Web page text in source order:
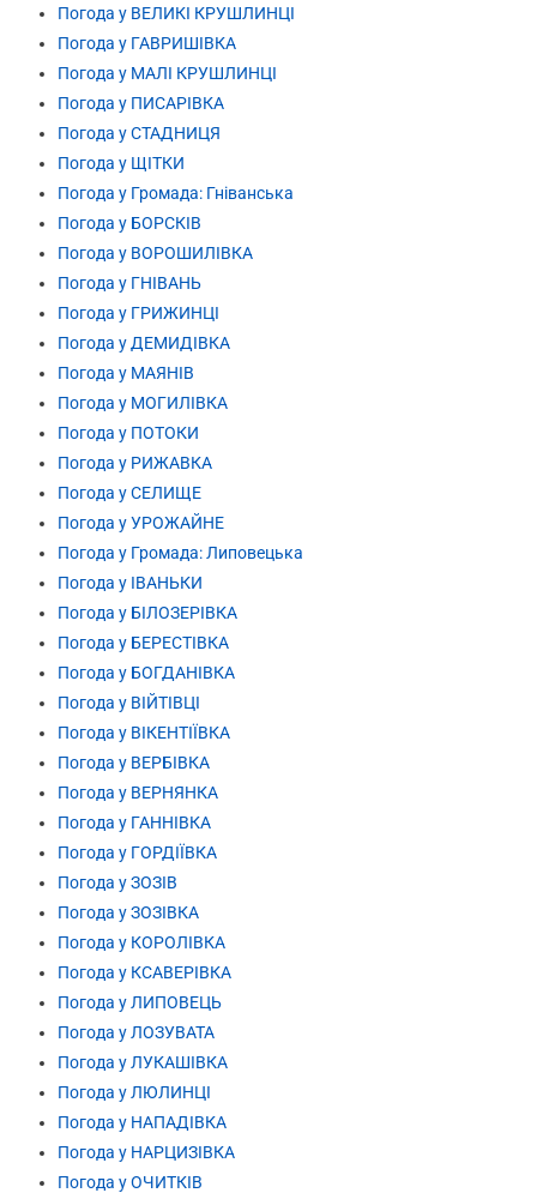
Погода у ВЕЛИКІ КРУШЛИНЦІ
Погода у ГАВРИШІВКА
Погода у МАЛІ КРУШЛИНЦІ
Погода у ПИСАРІВКА
Погода у СТАДНИЦЯ
Погода у ЩІТКИ
Погода у Громада: Гніванська
Погода у БОРСКІВ
Погода у ВОРОШИЛІВКА
Погода у ГНІВАНЬ
Погода у ГРИЖИНЦІ
Погода у ДЕМИДІВКА
Погода у МАЯНІВ
Погода у МОГИЛІВКА
Погода у ПОТОКИ
Погода у РИЖАВКА
Погода у СЕЛИЩЕ
Погода у УРОЖАЙНЕ
Погода у Громада: Липовецька
Погода у ІВАНЬКИ
Погода у БІЛОЗЕРІВКА
Погода у БЕРЕСТІВКА
Погода у БОГДАНІВКА
Погода у ВІЙТІВЦІ
Погода у ВІКЕНТІЇВКА
Погода у ВЕРБІВКА
Погода у ВЕРНЯНКА
Погода у ГАННІВКА
Погода у ГОРДІЇВКА
Погода у ЗОЗІВ
Погода у ЗОЗІВКА
Погода у КОРОЛІВКА
Погода у КСАВЕРІВКА
Погода у ЛИПОВЕЦЬ
Погода у ЛОЗУВАТА
Погода у ЛУКАШІВКА
Погода у ЛЮЛИНЦІ
Погода у НАПАДІВКА
Погода у НАРЦИЗІВКА
Погода у ОЧИТКІВ